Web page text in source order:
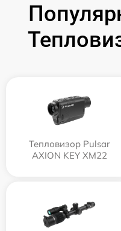
Тепловизор Pulsar
AXION KEY XM22